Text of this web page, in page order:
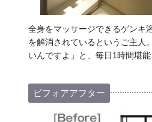
全身をマッサージできるゲンキ
を解消されているというご主人
いんですよ」と、毎日1時間堪能
ビフォアアフター